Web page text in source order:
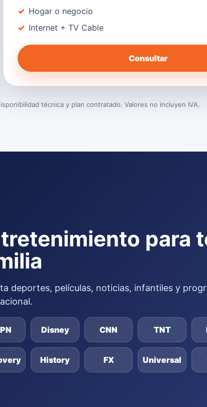
Hogar o negocio
Internet + TV Cable
Consultar
técnica y plan contratado. Valores no incluyen IVA.
para
deportes, películas, noticias, infantiles y
Disney CNN TNT
History FX Universal